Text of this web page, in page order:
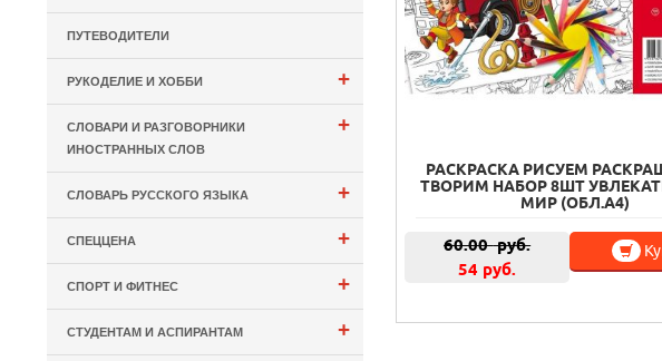
РАСКРАСКА РИСУЕМ
ТВОРИМ НАБОР 8ШТ
МИР (ОБЛ.А4)
60.00руб.
54 руб.
ПУТЕВОДИТЕЛИ
+
РУКОДЕЛИЕ И ХОББИ
+
СЛОВАРИ И РАЗГОВОРНИКИ
ИНОСТРАННЫХ СЛОВ
+
СЛОВАРЬ РУССКОГО ЯЗЫКА
+
СПЕЦЦЕНА
+
СПОРТ И ФИТНЕС
+
СТУДЕНТАМ И АСПИРАНТАМ